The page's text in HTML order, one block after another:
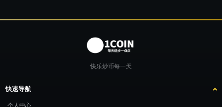
快乐炒币每一天
快速导航
个人中心